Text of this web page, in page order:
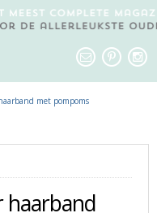
met pompoms
haarband